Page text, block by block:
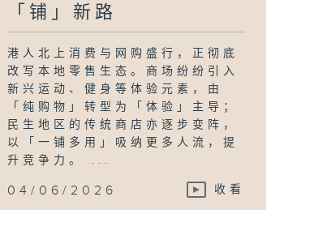
「铺」新路
港人北上消费与网购盛行，正彻底
改写本地零售生态。商场纷纷引入
新兴运动、健身等体验元素，由
「纯购物」转型为「体验」主导；
民生地区的传统商店亦逐步变阵，
以「一铺多用」吸纳更多人流，提
升竞争力。 ...
04/06/2026 收看